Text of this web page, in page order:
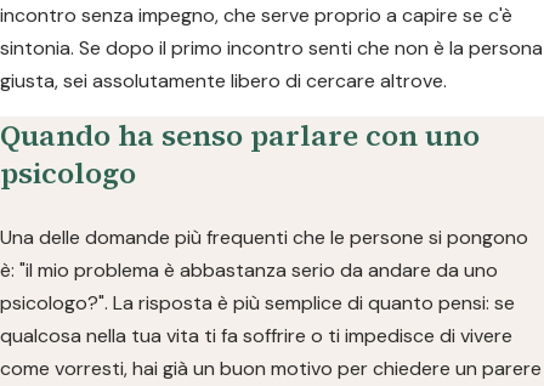
incontro senza impegno, che serve proprio a capire se c'è
sintonia. Se dopo il primo incontro senti che non è la persona
giusta, sei assolutamente libero di cercare altrove.
Quando ha senso parlare con uno
psicologo
Una delle domande più frequenti che le persone si pongono
è: "il mio problema è abbastanza serio da andare da uno
psicologo?". La risposta è più semplice di quanto pensi: se
qualcosa nella tua vita ti fa soffrire o ti impedisce di vivere
come vorresti, hai già un buon motivo per chiedere un parere